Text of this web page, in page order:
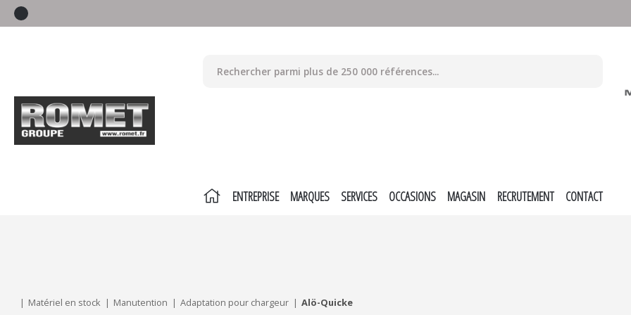
ENTREPRISE MARQUES SERVICES OCCASIONS MAGASIN RECRUTEMENT CONTACT
Matériel en stock Manutention Adaptation pour chargeur Alö-Quicke